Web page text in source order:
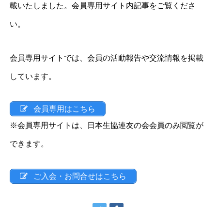
載いたしました。会員専用サイト内記事をご覧くださ
い。
会員専用サイトでは、会員の活動報告や交流情報を掲載
しています。
会員専用はこちら
※会員専用サイトは、日本生協連友の会会員のみ閲覧が
できます。
ご入会・お問合せはこちら